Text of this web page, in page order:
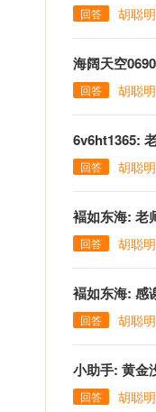
回答 胡聪明
海阔天空
回答 胡聪明
6v6ht1365:
回答 胡聪明
褔如东海: 老
回答 胡聪明
褔如东海: 感
回答 胡聪明
小助手: 黄金
回答 胡聪明